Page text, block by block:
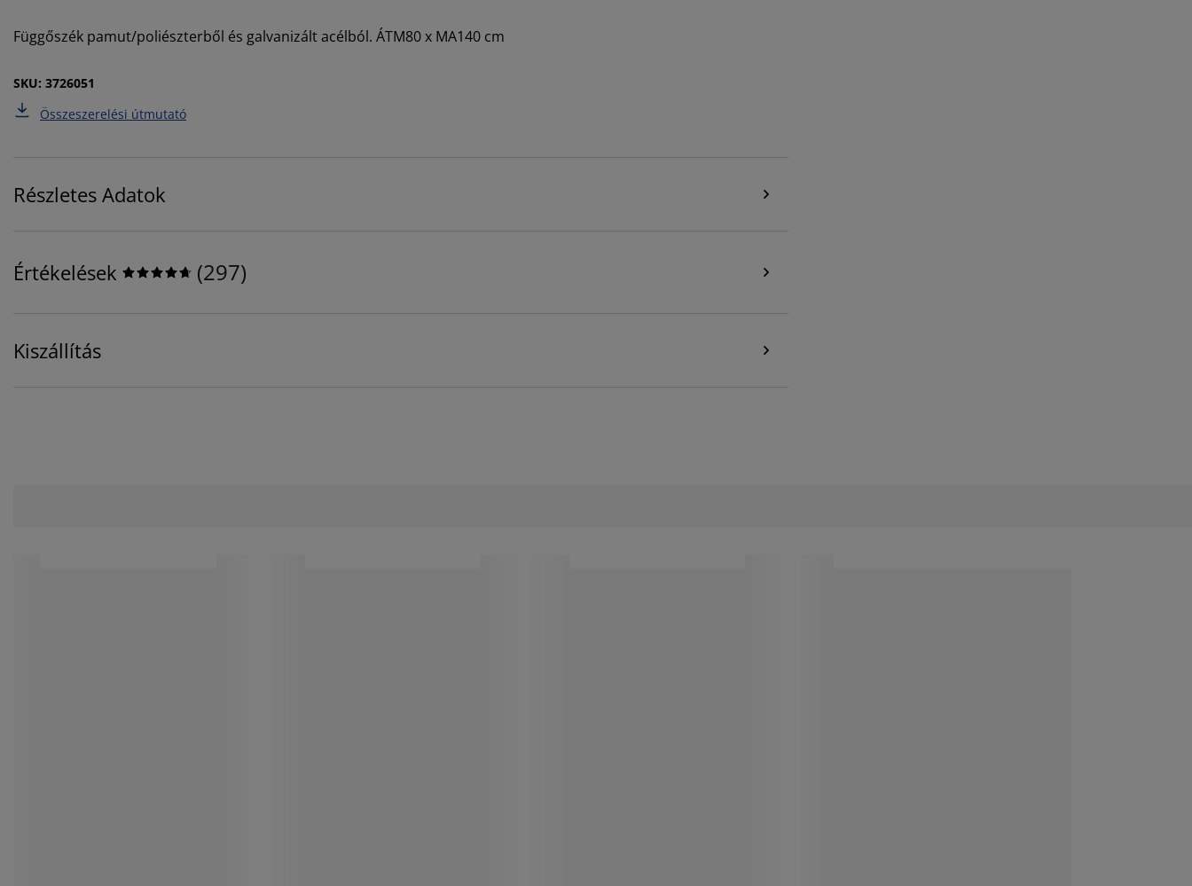
Függőszék pamut/poliészterből és galvanizált acélból. ÁTM80 x MA140 cm
SKU: 3726051
Összeszerelési útmutató
Részletes Adatok
Értékelések (297)
Kiszállítás